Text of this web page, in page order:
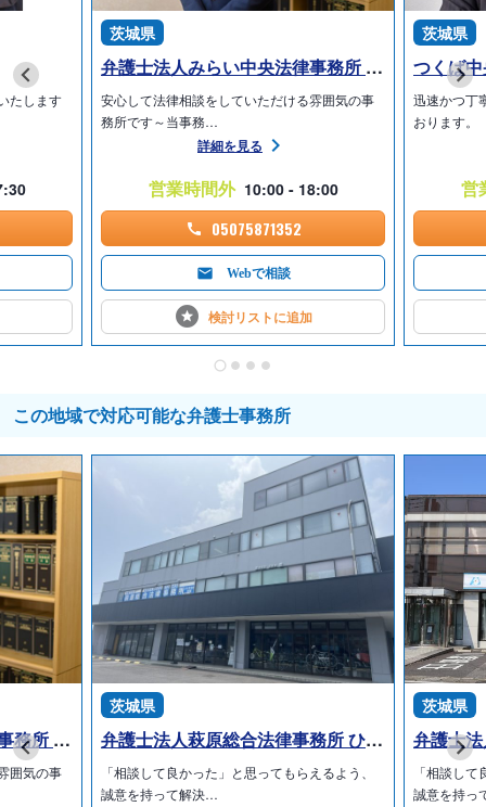
たします
茨城県
弁護士法人みらい中央法律事務所 石岡オフィス
安心して法律相談をしていただける雰囲気の事
務所です～当事務…
詳細を見る
営業時間外 10:00 - 18:00
05075871352
Webで相談
検討リストに追加
茨城県
つくば
迅速かつ丁
おります。
営
この地域で対応可能な弁護士事務所
弁護士法人みらい中央法律事務所 石岡オフィス
囲気の事
茨城県
弁護士法人萩原総合法律事務所 ひたちなか支所
「相談して良かった」と思ってもらえるよう、
誠意を持って解決…
茨城県
「相談し
誠意を持っ